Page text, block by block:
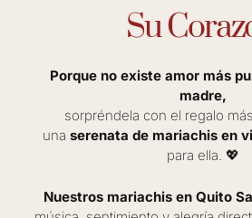
Su
Porque no existe amor más
madre,
sorpréndela con el regalo
una serenata de mariachis en
para ella. 💖
Nuestros mariachis en Quito